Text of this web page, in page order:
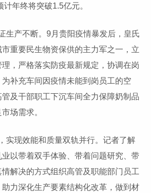
年终将突破1.5亿元。
生产不断。9月贵阳疫情暴发后，皇氏
重要民生物资保供的主力军之一，立
，严格落实防疫最新规定，协调在岗
补充车间因疫情未能到岗员工的空
及干部职工下沉车间全力保障奶制品
场需求。
实现效能和质量双轨并行。记者了解
以带着双手体验、带着问题研究、带
解决的方式组织高管及职能部门员工
助力深化生产要素结构化改革，做到材